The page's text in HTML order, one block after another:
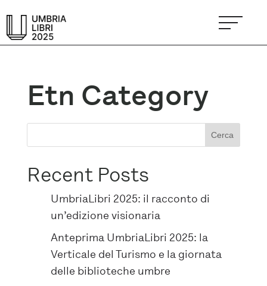
Etn Category
Cerca
Recent Posts
UmbriaLibri 2025: il racconto di
un’edizione visionaria
Anteprima UmbriaLibri 2025: la
Verticale del Turismo e la giornata
delle biblioteche umbre